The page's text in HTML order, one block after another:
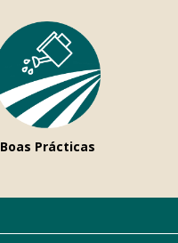
Boas Prácticas